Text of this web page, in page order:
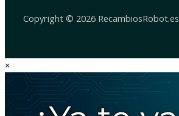
Copyright © 2026 RecambiosRobot.es
×